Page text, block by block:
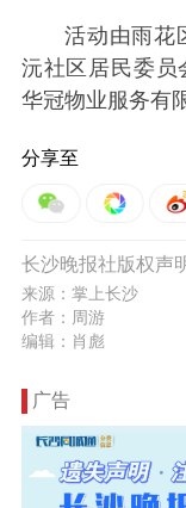
活动由雨花
沅社区居民委员
华冠物业服务有
分享至
长沙晚报社版权声
来源：掌上长沙
作者：周游
编辑：肖彪
广告